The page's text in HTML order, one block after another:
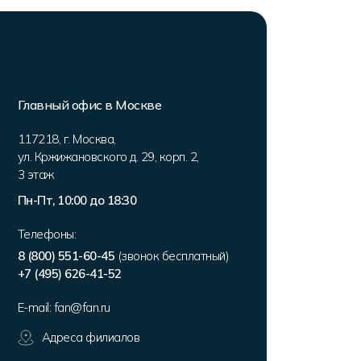
Главный офис в Москве
117218, г. Москва
ул. Кржижановского д. 29, корп. 2
3 этаж
Пн-Пт, 10:00 до 18:30
Телефоны:
8 (800) 551-60-45 (звонок бесплатный)
+7 (495) 626-41-52
E-mail: fan@fan.ru
Адреса филиалов